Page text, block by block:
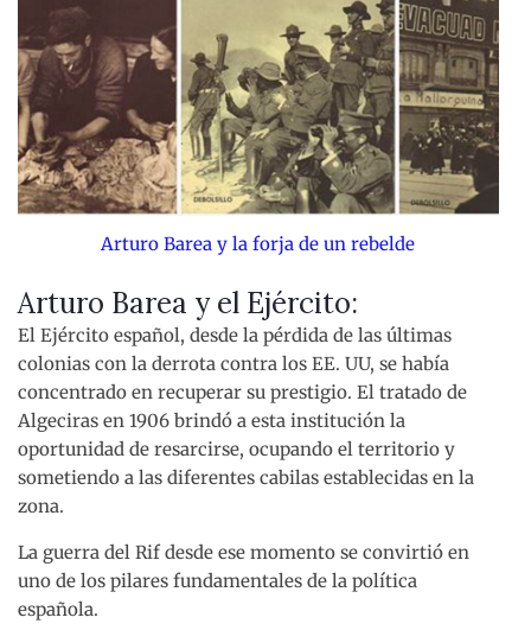
Arturo Barea y la forja de un rebelde
Arturo Barea y el Ejército:
El Ejército español, desde la pérdida de las últimas
colonias con la derrota contra los EE. UU, se había
concentrado en recuperar su prestigio. El tratado de
Algeciras en 1906 brindó a esta institución la
oportunidad de resarcirse, ocupando el territorio y
sometiendo a las diferentes cabilas establecidas en la
zona.
La guerra del Rif desde ese momento se convirtió en
uno de los pilares fundamentales de la política
española.